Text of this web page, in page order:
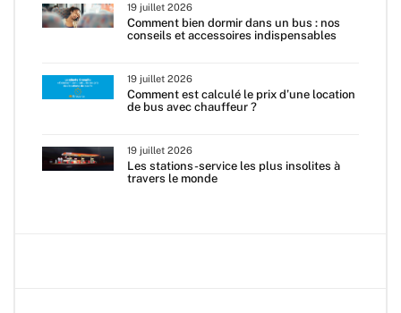
19 juillet 2026
Comment bien dormir dans un bus : nos
conseils et accessoires indispensables
19 juillet 2026
Comment est calculé le prix d’une location
de bus avec chauffeur ?
19 juillet 2026
Les stations-service les plus insolites à
travers le monde